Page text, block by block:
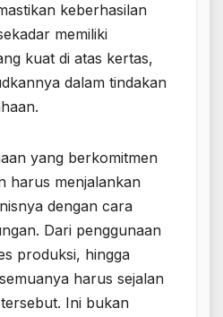
keberhasilan
memiliki
kuat di atas kertas,
dalam tindakan
yang berkomitmen
harus menjalankan
dengan cara
Dari penggunaan
produksi, hingga
harus sejalan
Ini bukan